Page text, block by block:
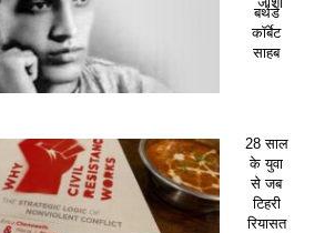
बर्थडे
कॉर्बेट
साहब
28 साल
के युवा
से जब
टिहरी
रियासत